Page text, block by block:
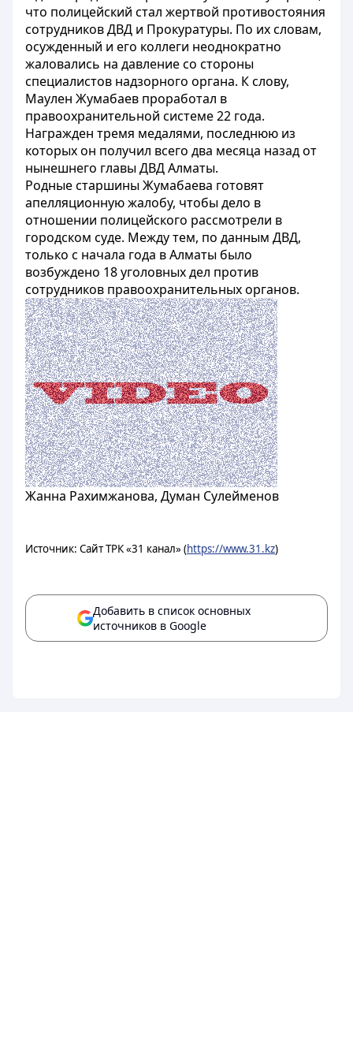
что полицейский стал жертвой противостояния
сотрудников ДВД и Прокуратуры. По их словам,
осужденный и его коллеги неоднократно
жаловались на давление со стороны
специалистов надзорного органа. К слову,
Маулен Жумабаев проработал в
правоохранительной системе 22 года.
Награжден тремя медалями, последнюю из
которых он получил всего два месяца назад от
нынешнего главы ДВД Алматы.
Родные старшины Жумабаева готовят
апелляционную жалобу, чтобы дело в
отношении полицейского рассмотрели в
городском суде. Между тем, по данным ДВД,
только с начала года в Алматы было
возбуждено 18 уголовных дел против
сотрудников правоохранительных органов.
Жанна Рахимжанова, Думан Сулейменов
Источник: Сайт ТРК «31 канал» (https://www.31.kz)
Добавить в список основных
источников в Google